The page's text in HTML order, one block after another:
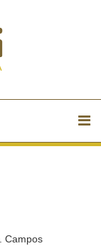
Campos